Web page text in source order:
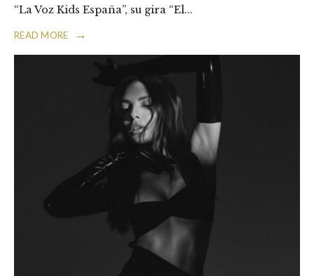
“La Voz Kids España”, su gira “El...
READ MORE →